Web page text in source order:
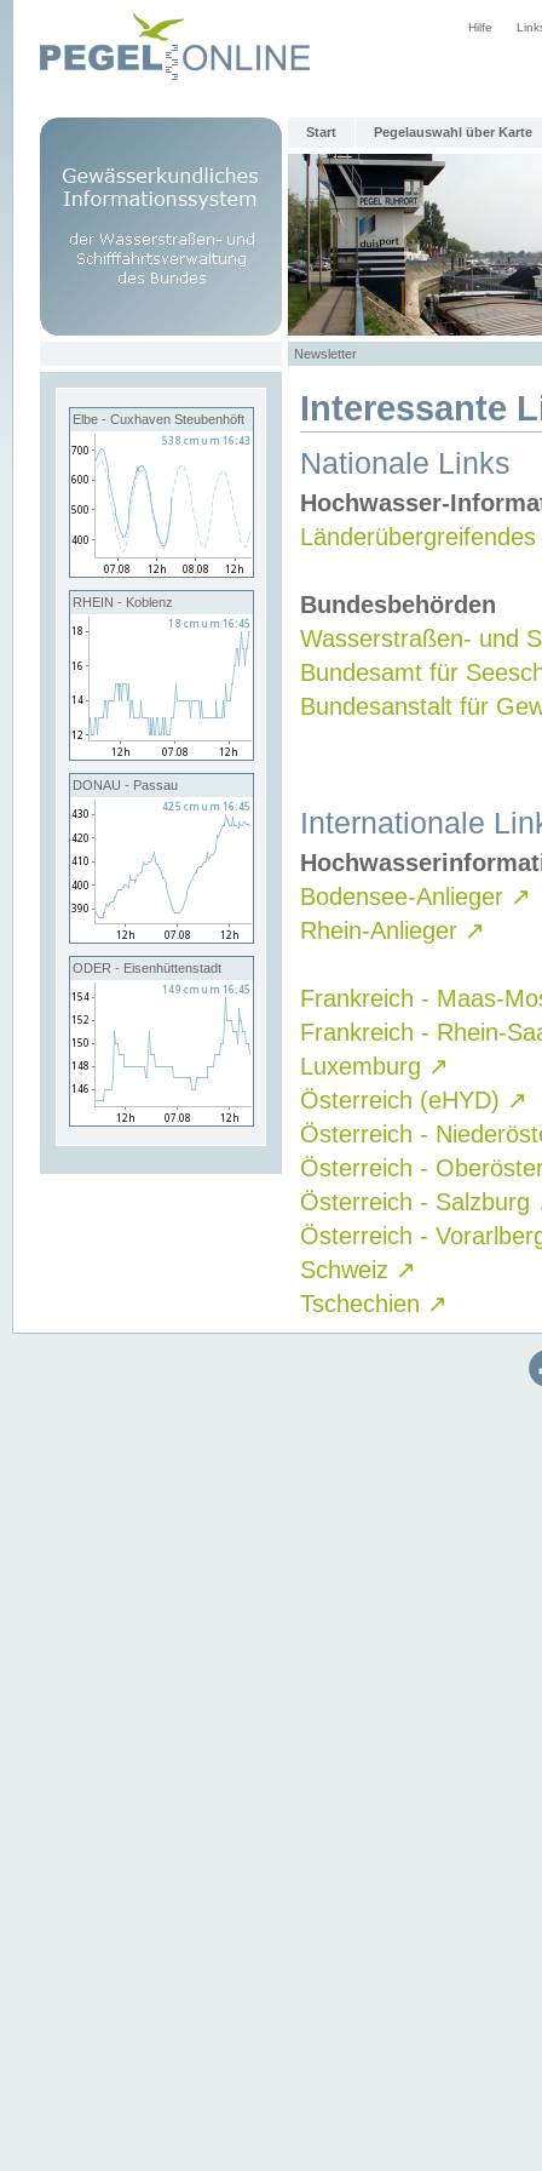
Hilfe
Start Pegelauswahl über Karte
Newsletter
Elbe - Cuxhaven Steubenhöft
RHEIN - Koblenz
DONAU - Passau
ODER - Eisenhüttenstadt
Interessante
Nationale Links
Hochwasser-
Bundesbehörden
Wasserstraßen- und
Bundesamt für
Bundesanstalt für
Internationale
Bodensee-Anlieger ↗
Rhein-Anlieger ↗
Frankreich - Maas-
Frankreich - Rhein-
Luxemburg ↗
Österreich (eHYD) ↗
Österreich -
Österreich -
Österreich - Salzburg
Österreich -
Schweiz ↗
Tschechien ↗